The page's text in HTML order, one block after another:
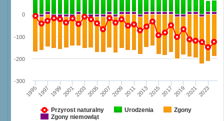
Przyrost naturalny Urodzenia
Zgony
Zgony niemowląt
19951997 1999200120032005200720092011201320152017 201920212023
-300
-200
-100
0